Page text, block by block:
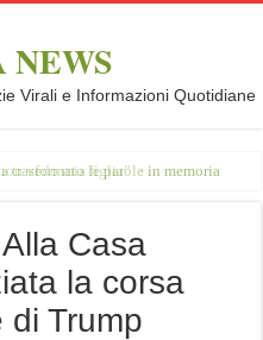
NEWS
Virali e Informazioni Quotidiane
trasformato le parole in memoria
Casa
la corsa
di Trump